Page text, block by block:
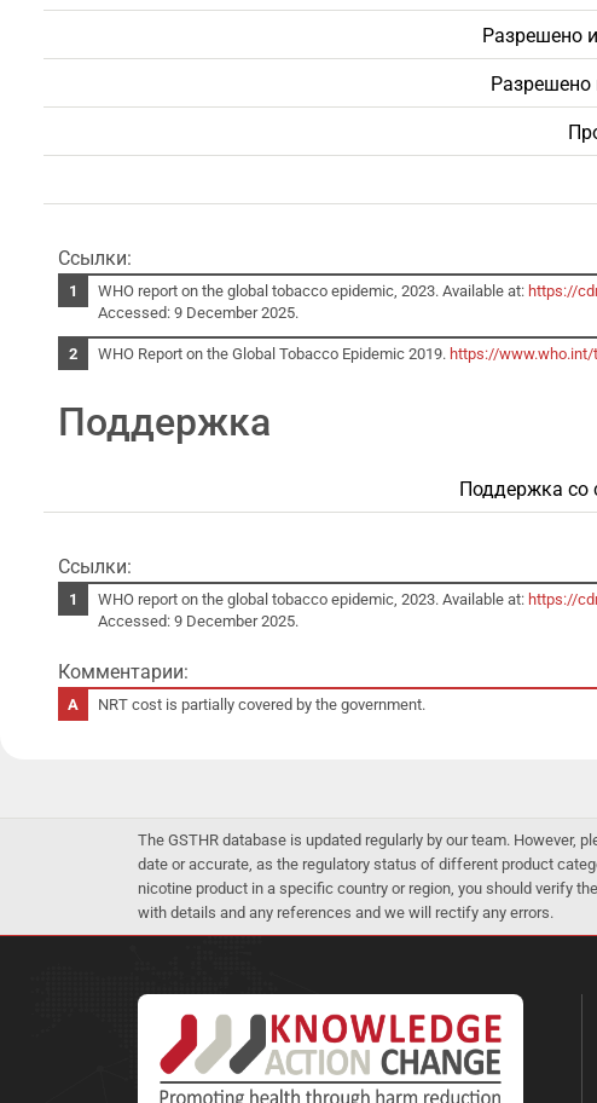
Разрешено
Разрешено
Ссылки:
WHO report on the global tobacco epidemic, 2023. Available at: https://
Accessed: 9 December 2025.
WHO Report on the Global Tobacco Epidemic 2019. https://
Поддержка
Поддержка со
Ссылки:
WHO report on the global tobacco epidemic, 2023. Available at: https://
Accessed: 9 December 2025.
Комментарии:
NRT cost is partially covered by the government.
The GSTHR database is updated regularly by our team.
date or accurate, as the regulatory status of different product
nicotine product in a specific country or region, you should verify
with details and any references and we will rectify any errors.